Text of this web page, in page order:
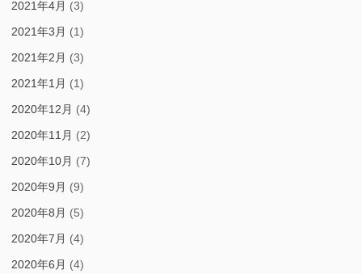
2021年4月 (3)
2021年3月 (1)
2021年2月 (3)
2021年1月 (1)
2020年12月 (4)
2020年11月 (2)
2020年10月 (7)
2020年9月 (9)
2020年8月 (5)
2020年7月 (4)
2020年6月 (4)